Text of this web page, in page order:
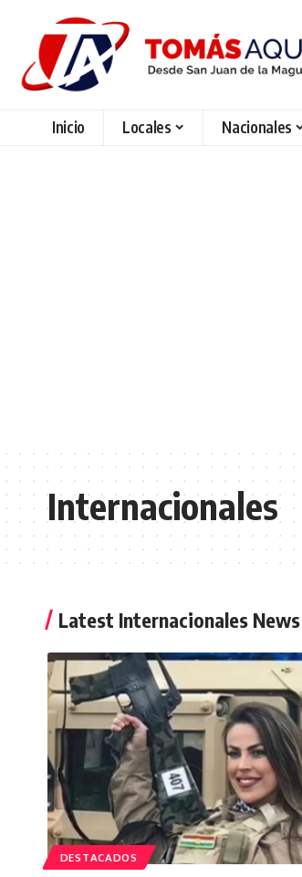
Inicio Locales Nacionales
Internacionales
Latest Internacionales News
DESTACADOS